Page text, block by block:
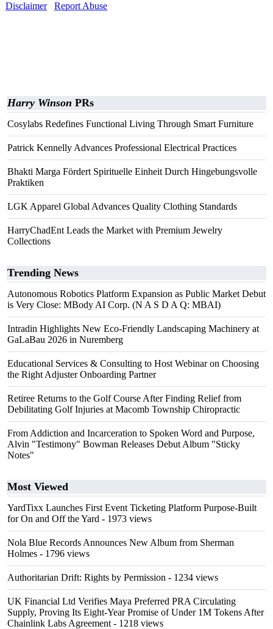
Disclaimer
Report Abuse
Harry Winson PRs
Cosylabs Redefines Functional Living Through Smart Furniture
Patrick Kennelly Advances Professional Electrical Practices
Bhakti Marga Fördert Spirituelle Einheit Durch Hingebungsvolle
Praktiken
LGK Apparel Global Advances Quality Clothing Standards
HarryChadEnt Leads the Market with Premium Jewelry
Collections
Trending News
Autonomous Robotics Platform Expansion as Public Market Debut
is Very Close: MBody AI Corp. (N A S D A Q: MBAI)
Intradin Highlights New Eco-Friendly Landscaping Machinery at
GaLaBau 2026 in Nuremberg
Educational Services & Consulting to Host Webinar on Choosing
the Right Adjuster Onboarding Partner
Retiree Returns to the Golf Course After Finding Relief from
Debilitating Golf Injuries at Macomb Township Chiropractic
From Addiction and Incarceration to Spoken Word and Purpose,
Alvin "Testimony" Bowman Releases Debut Album "Sticky
Notes"
Most Viewed
YardTixx Launches First Event Ticketing Platform Purpose-Built
for On and Off the Yard - 1973 views
Nola Blue Records Announces New Album from Sherman
Holmes - 1796 views
Authoritarian Drift: Rights by Permission - 1234 views
UK Financial Ltd Verifies Maya Preferred PRA Circulating
Supply, Proving Its Eight-Year Promise of Under 1M Tokens After
Chainlink Labs Agreement - 1218 views